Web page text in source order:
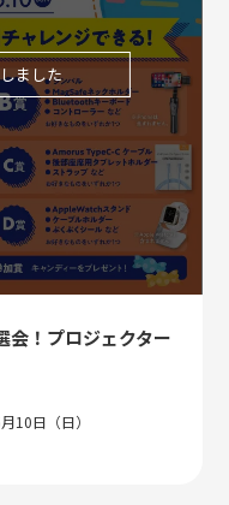
ました
会！プロジェクター
10日（日）